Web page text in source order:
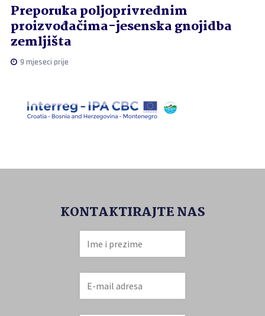
Preporuka poljoprivrednim
proizvođačima-jesenska gnojidba
zemljišta
9 mjeseci prije
KONTAKTIRAJTE NAS